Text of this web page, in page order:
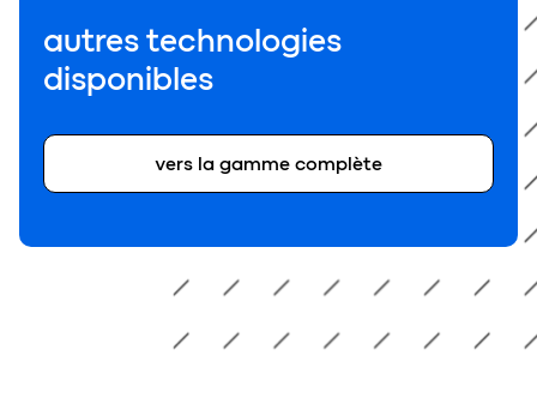
autres technologies
disponibles
vers la gamme complète